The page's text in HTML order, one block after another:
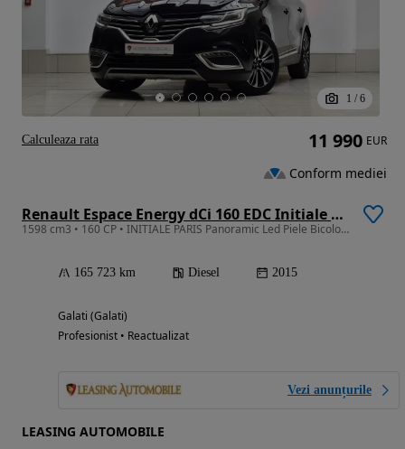
1 / 6
Renault Espace Energy dCi 160 EDC Initiale Paris
1598 cm3 • 160 CP • INITIALE PARIS Panoramic Led Piele Bicolor Scaune Incalzite Masaj
165 723 km Diesel 2015
Galati (Galati)
Profesionist • Reactualizat
Vezi anunțurile
LEASING AUTOMOBILE
11 990 EUR
Conform mediei
Calculeaza rata